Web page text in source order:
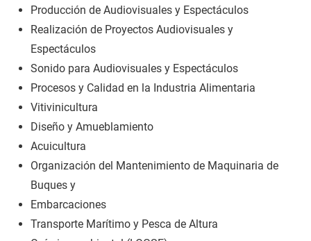
Producción de Audiovisuales y Espectáculos
Realización de Proyectos Audiovisuales y
Espectáculos
Sonido para Audiovisuales y Espectáculos
Procesos y Calidad en la Industria Alimentaria
Vitivinicultura
Diseño y Amueblamiento
Acuicultura
Organización del Mantenimiento de Maquinaria de
Buques y
Embarcaciones
Transporte Marítimo y Pesca de Altura